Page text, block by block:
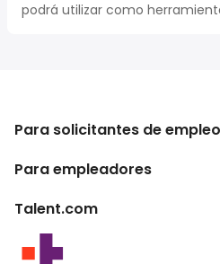
podrá utilizar como
Para solicitantes de empleo
Buscador de trabajo
Para empleadores
Empresa
Talent.com
Otros países